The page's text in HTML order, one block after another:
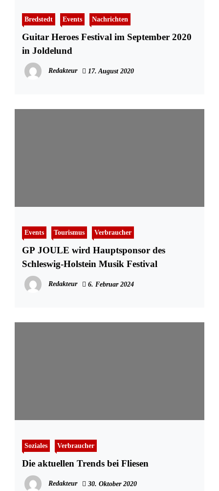
Bredstedt Events Nachrichten
Guitar Heroes Festival im September 2020
in Joldelund
Redakteur 17. August 2020
Events Tourismus Verbraucher
GP JOULE wird Hauptsponsor des
Schleswig-Holstein Musik Festival
Redakteur 6. Februar 2024
Soziales Verbraucher
Die aktuellen Trends bei Fliesen
Redakteur 30. Oktober 2020